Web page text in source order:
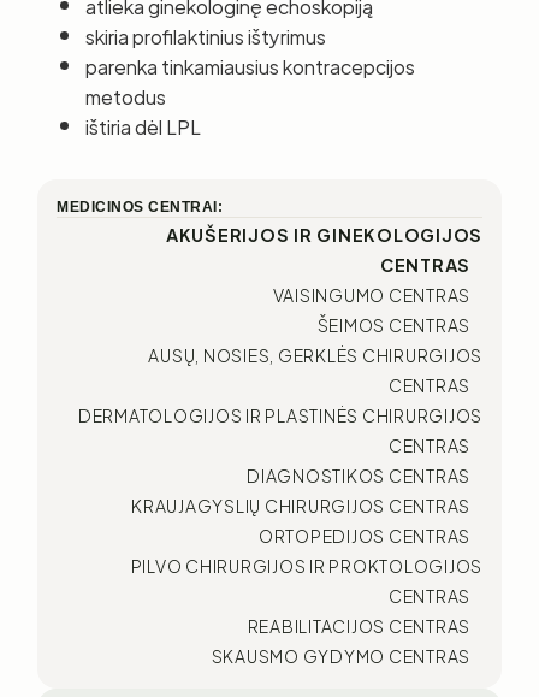
skiria profilaktinius ištyrimus
parenka tinkamiausius kontracepcijos
metodus
ištiria dėl LPL
MEDICINOS CENTRAI:
AKUŠERIJOS IR GINEKOLOGIJOS
CENTRAS
VAISINGUMO CENTRAS
ŠEIMOS CENTRAS
AUSŲ, NOSIES, GERKLĖS CHIRURGIJOS
CENTRAS
DERMATOLOGIJOS IR PLASTINĖS CHIRURGIJOS
CENTRAS
DIAGNOSTIKOS CENTRAS
KRAUJAGYSLIŲ CHIRURGIJOS CENTRAS
ORTOPEDIJOS CENTRAS
PILVO CHIRURGIJOS IR PROKTOLOGIJOS
CENTRAS
REABILITACIJOS CENTRAS
SKAUSMO GYDYMO CENTRAS